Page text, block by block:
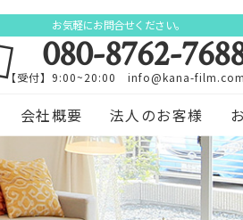
お気軽にお問合せください。
080-8762-
【受付】9:00~20:00 info@kana-film.com
会社概要 法人のお客様